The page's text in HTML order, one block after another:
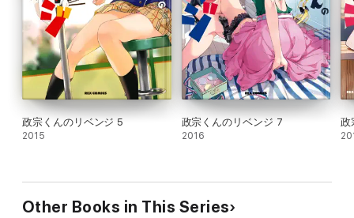
政宗くんのリベンジ 5
2015
政宗くんのリベンジ 7
2016
政
Other Books in This Series